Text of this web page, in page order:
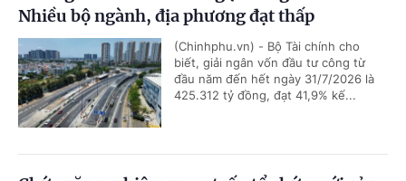
Nhiều bộ ngành, địa phương đạt thấp
(Chinhphu.vn) - Bộ Tài chính cho
biết, giải ngân vốn đầu tư công từ
đầu năm đến hết ngày 31/7/2026 là
425.312 tỷ đồng, đạt 41,9% kế...